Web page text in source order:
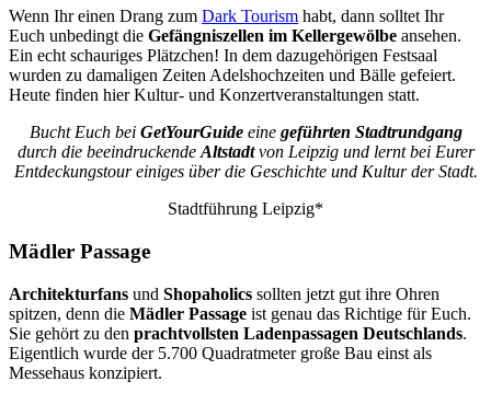
Wenn Ihr einen Drang zum Dark Tourism habt, dann solltet Ihr
Euch unbedingt die Gefängniszellen im Kellergewölbe ansehen.
Ein echt schauriges Plätzchen! In dem dazugehörigen Festsaal
wurden zu damaligen Zeiten Adelshochzeiten und Bälle gefeiert.
Heute finden hier Kultur- und Konzertveranstaltungen statt.
Bucht Euch bei GetYourGuideeine geführten Stadtrundgang
durch die beeindruckende Altstadtvon Leipzig und lernt bei Eurer
Entdeckungstour einiges über die Geschichte und Kultur der Stadt.
Stadtführung Leipzig*
Mädler Passage
Architekturfans und Shopaholics sollten jetzt gut ihre Ohren
spitzen, denn die Mädler Passage ist genau das Richtige für Euch.
Sie gehört zu den prachtvollsten Ladenpassagen Deutschlands.
Eigentlich wurde der 5.700 Quadratmeter große Bau einst als
Messehaus konzipiert.